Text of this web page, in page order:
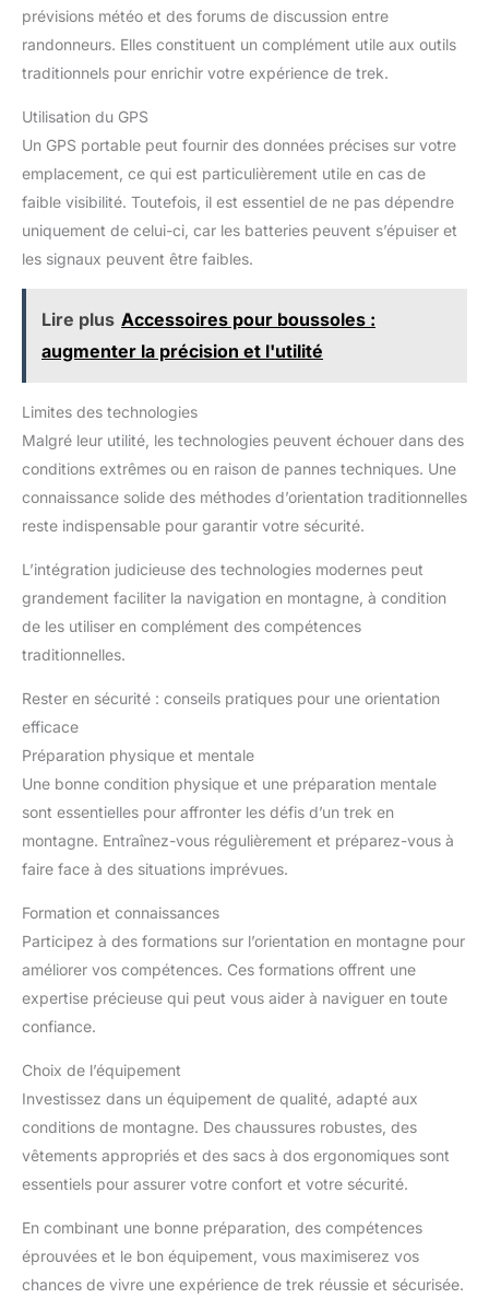
prévisions météo et des forums de discussion entre
randonneurs. Elles constituent un complément utile aux outils
traditionnels pour enrichir votre expérience de trek.
Utilisation du GPS
Un GPS portable peut fournir des données précises sur votre
emplacement, ce qui est particulièrement utile en cas de
faible visibilité. Toutefois, il est essentiel de ne pas dépendre
uniquement de celui-ci, car les batteries peuvent s’épuiser et
les signaux peuvent être faibles.
Lire plus Accessoires pour boussoles :
augmenter la précision et l'utilité
Limites des technologies
Malgré leur utilité, les technologies peuvent échouer dans des
conditions extrêmes ou en raison de pannes techniques. Une
connaissance solide des méthodes d’orientation traditionnelles
reste indispensable pour garantir votre sécurité.
L’intégration judicieuse des technologies modernes peut
grandement faciliter la navigation en montagne, à condition
de les utiliser en complément des compétences
traditionnelles.
Rester en sécurité : conseils pratiques pour une orientation
efficace
Préparation physique et mentale
Une bonne condition physique et une préparation mentale
sont essentielles pour affronter les défis d’un trek en
montagne. Entraînez-vous régulièrement et préparez-vous à
faire face à des situations imprévues.
Formation et connaissances
Participez à des formations sur l’orientation en montagne pour
améliorer vos compétences. Ces formations offrent une
expertise précieuse qui peut vous aider à naviguer en toute
confiance.
Choix de l’équipement
Investissez dans un équipement de qualité, adapté aux
conditions de montagne. Des chaussures robustes, des
vêtements appropriés et des sacs à dos ergonomiques sont
essentiels pour assurer votre confort et votre sécurité.
En combinant une bonne préparation, des compétences
éprouvées et le bon équipement, vous maximiserez vos
chances de vivre une expérience de trek réussie et sécurisée.